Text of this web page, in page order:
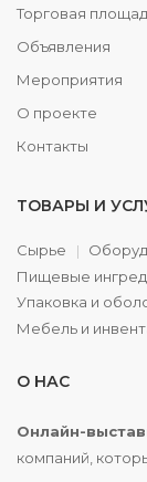
Торговая
Объявления
Мероприятия
О проекте
Контакты
ТОВАРЫ И
Сырье
Пищевые
Упаковка и
Мебель и
О НАС
Онлайн-
компаний,